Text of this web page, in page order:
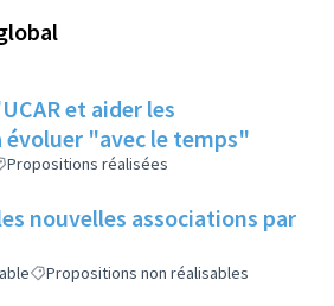
et aider les
évoluer "avec le temps"
Propositions réalisées
nouvelles associations par
Propositions non réalisables